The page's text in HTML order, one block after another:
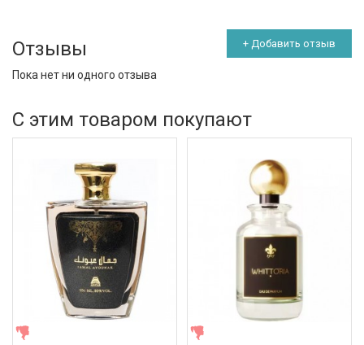
Отзывы + Добавить отзыв
Пока нет ни одного отзыва
С этим товаром покупают